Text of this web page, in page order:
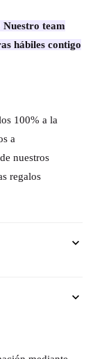
Nuestro team
hábiles contigo
100% a la
a
nuestros
regalos